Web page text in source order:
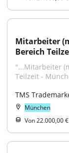
Mitarbeiter
Bereich
"...Mitarbeiter
Teilzeit -
TMS
München
Von 22.000,00